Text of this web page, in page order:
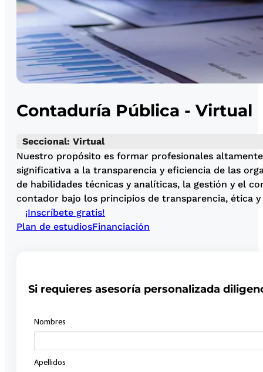
Contaduría Pública - Virtual
Seccional: Virtual
Nuestro propósito es formar profesionales
significativa a la transparencia y eficiencia de las
de habilidades técnicas y analíticas, la gestión y el
contador bajo los principios de transparencia, ética
¡Inscríbete gratis!
Plan de estudiosFinanciación
Si requieres asesoría personalizada